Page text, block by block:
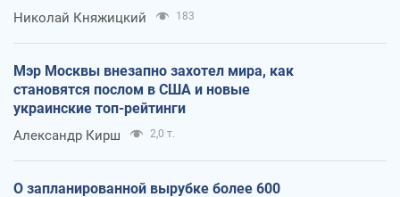
Николай Княжицкий 183
Мэр Москвы внезапно захотел мира, как
становятся послом в США и новые
украинские топ-рейтинги
Александр Кирш 2,0 т.
О запланированной вырубке более 600